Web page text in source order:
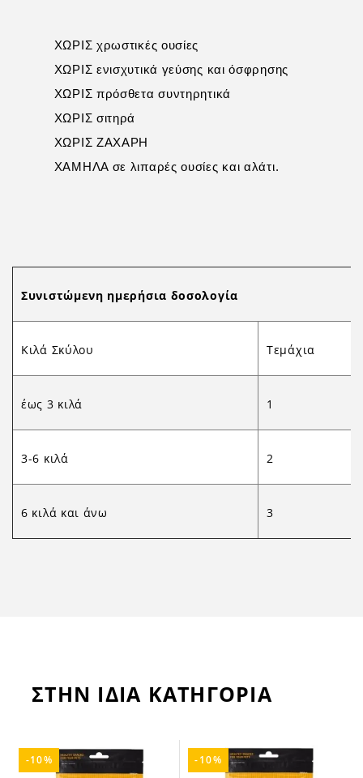
ΧΩΡΙΣ χρωστικές ουσίες
ΧΩΡΙΣ ενισχυτικά γεύσης και όσφρησης
ΧΩΡΙΣ πρόσθετα συντηρητικά
ΧΩΡΙΣ σιτηρά
ΧΩΡΙΣ ΖΑΧΑΡΗ
ΧΑΜΗΛΑ σε λιπαρές ουσίες και αλάτι.
Συνιστώμενη ημερήσια δοσολογία
Κιλά Σκύλου Τεμάχια
έως 3 κιλά 1
3-6 κιλά 2
6 κιλά και άνω 3
ΣΤΗΝ ΙΔΙΑ ΚΑΤΗΓΟΡΙΑ
-10% -10%